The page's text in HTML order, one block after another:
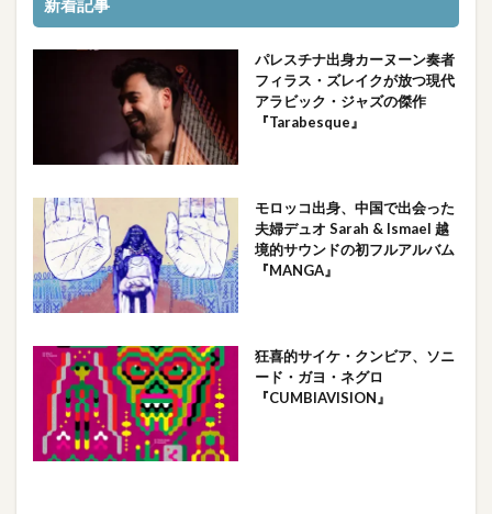
新着記事
パレスチナ出身カーヌーン奏者
フィラス・ズレイクが放つ現代
アラビック・ジャズの傑作
『Tarabesque』
モロッコ出身、中国で出会った
夫婦デュオ Sarah & Ismael 越
境的サウンドの初フルアルバム
『MANGA』
狂喜的サイケ・クンビア、ソニ
ード・ガヨ・ネグロ
『CUMBIAVISION』